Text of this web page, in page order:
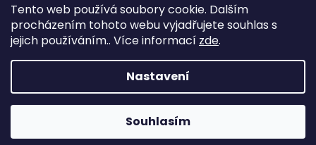
Tento web používá soubory cookie. Dalším
procházením tohoto webu vyjadřujete souhlas s
jejich používáním.. Více informací zde.
Nastavení
Souhlasím
Obchodní podmínky
Podmínky ochrany osobních údajů
Moje objednávka
Copyright 2026ProfiZvířátka.cz. Všechna práva
vyhrazena.